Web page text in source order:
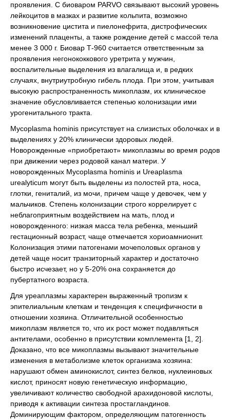
проявления. С биоваром PARVO связывают высокий уровень
лейкоцитов в мазках и развитие кольпита, возможно
возникновение цистита и пиелонефрита, дистрофических
изменений плаценты, а также рождение детей с массой тела
менее 3 000 г. Биовар Т-960 считается ответственным за
проявления негонококкового уретрита у мужчин,
воспалительные выделения из влагалища и, в редких
случаях, внутриутробную гибель плода. При этом, учитывая
высокую распространенность микоплазм, их клиническое
значение обусловливается степенью колонизации ими
урогенитального тракта.
Mycoplasma hominis присутствует на слизистых оболочках и в
выделениях у 20% клинически здоровых людей.
Новорожденные «приобретают» микоплазмы во время родов
при движении через родовой канал матери. У
новорожденных Mycoplasma hominis и Ureaplasma
urealyticum могут быть выделены из полостей рта, носа,
глотки, гениталий, из мочи, причем чаще у девочек, чем у
мальчиков. Степень колонизации строго коррелирует с
неблагоприятным воздействием на мать, плод и
новорожденного: низкая масса тела ребенка, меньший
гестационный возраст, чаще отмечается хориоамнионит.
Колонизация этими патогенами мочеполовых органов у
детей чаще носит транзиторный характер и достаточно
быстро исчезает, но у 5-20% она сохраняется до
пубертатного возраста.
Для уреаплазмы характерен выраженный тропизм к
эпителиальным клеткам и тенденция к специфичности в
отношении хозяина. Отличительной особенностью
микоплазм является то, что их рост может подавляться
антителами, особенно в присутствии комплемента [1, 2].
Доказано, что все микоплазмы вызывают значительные
изменения в метаболизме клеток организма хозяина:
нарушают обмен аминокислот, синтез белков, нуклеиновых
кислот, приносят новую генетическую информацию,
увеличивают количество свободной арахидоновой кислоты,
приводя к активации синтеза простагландинов.
Доминирующим фактором, определяющим патогенность